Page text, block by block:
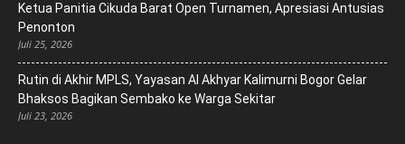
Ketua Panitia Cikuda Barat Open Turnamen, Apresiasi Antusias
Penonton
Juli 25, 2026
Rutin di Akhir MPLS, Yayasan Al Akhyar Kalimurni Bogor Gelar
Bhaksos Bagikan Sembako ke Warga Sekitar
Juli 23, 2026